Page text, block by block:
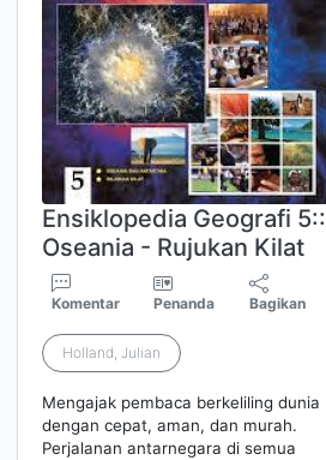
Ensiklopedia Geografi 5::
Oseania - Rujukan Kilat
Komentar Penanda Bagikan
Holland, Julian
Mengajak pembaca berkeliling dunia
dengan cepat, aman, dan murah.
Perjalanan antarnegara di semua